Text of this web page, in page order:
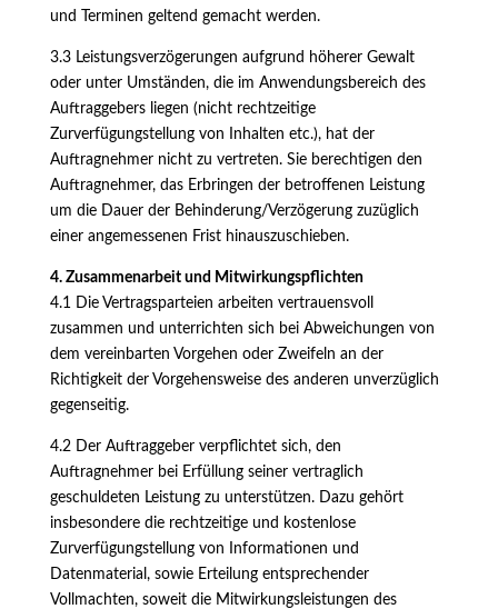
und Terminen geltend gemacht werden.
3.3 Leistungsverzögerungen aufgrund höherer Gewalt
oder unter Umständen, die im Anwendungsbereich des
Auftraggebers liegen (nicht rechtzeitige
Zurverfügungstellung von Inhalten etc.), hat der
Auftragnehmer nicht zu vertreten. Sie berechtigen den
Auftragnehmer, das Erbringen der betroffenen Leistung
um die Dauer der Behinderung/Verzögerung zuzüglich
einer angemessenen Frist hinauszuschieben.
4. Zusammenarbeit und Mitwirkungspflichten
4.1 Die Vertragsparteien arbeiten vertrauensvoll
zusammen und unterrichten sich bei Abweichungen von
dem vereinbarten Vorgehen oder Zweifeln an der
Richtigkeit der Vorgehensweise des anderen unverzüglich
gegenseitig.
4.2 Der Auftraggeber verpflichtet sich, den
Auftragnehmer bei Erfüllung seiner vertraglich
geschuldeten Leistung zu unterstützen. Dazu gehört
insbesondere die rechtzeitige und kostenlose
Zurverfügungstellung von Informationen und
Datenmaterial, sowie Erteilung entsprechender
Vollmachten, soweit die Mitwirkungsleistungen des